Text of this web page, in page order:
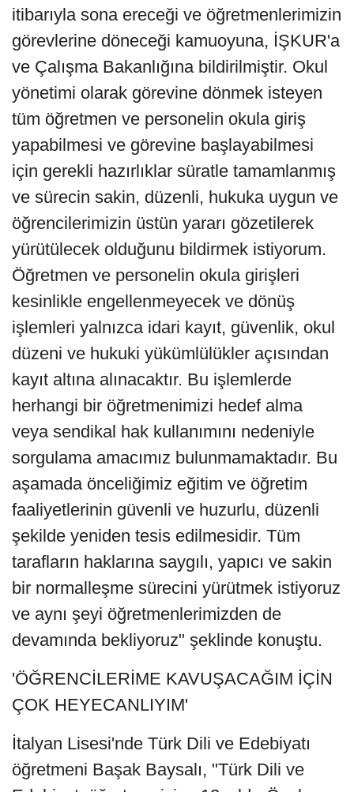
itibarıyla sona ereceği ve öğretmenlerimizin
görevlerine döneceği kamuoyuna, İŞKUR'a
ve Çalışma Bakanlığına bildirilmiştir. Okul
yönetimi olarak görevine dönmek isteyen
tüm öğretmen ve personelin okula giriş
yapabilmesi ve görevine başlayabilmesi
için gerekli hazırlıklar süratle tamamlanmış
ve sürecin sakin, düzenli, hukuka uygun ve
öğrencilerimizin üstün yararı gözetilerek
yürütülecek olduğunu bildirmek istiyorum.
Öğretmen ve personelin okula girişleri
kesinlikle engellenmeyecek ve dönüş
işlemleri yalnızca idari kayıt, güvenlik, okul
düzeni ve hukuki yükümlülükler açısından
kayıt altına alınacaktır. Bu işlemlerde
herhangi bir öğretmenimizi hedef alma
veya sendikal hak kullanımını nedeniyle
sorgulama amacımız bulunmamaktadır. Bu
aşamada önceliğimiz eğitim ve öğretim
faaliyetlerinin güvenli ve huzurlu, düzenli
şekilde yeniden tesis edilmesidir. Tüm
tarafların haklarına saygılı, yapıcı ve sakin
bir normalleşme sürecini yürütmek istiyoruz
ve aynı şeyi öğretmenlerimizden de
devamında bekliyoruz" şeklinde konuştu.
'ÖĞRENCİLERİME KAVUŞACAĞIM İÇİN
ÇOK HEYECANLIYIM'
İtalyan Lisesi'nde Türk Dili ve Edebiyatı
öğretmeni Başak Baysalı, "Türk Dili ve